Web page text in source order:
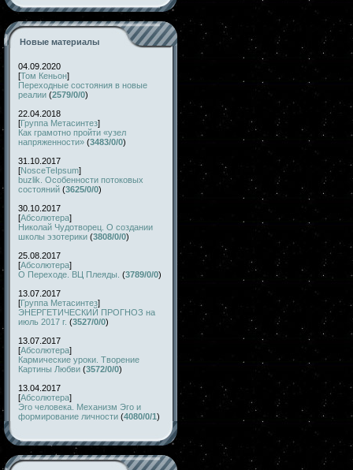
Новые материалы
04.09.2020
[Том Кеньон]
Переходные состояния в новые
реалии (2579/0/0)
22.04.2018
[Группа Метасинтез]
Как грамотно пройти «узел
напряженности» (3483/0/0)
31.10.2017
[NosceTeIpsum]
buzlik. Особенности потоковых
состояний (3625/0/0)
30.10.2017
[Абсолютера]
Николай Чудотворец. О создании
школы эзотерики (3808/0/0)
25.08.2017
[Абсолютера]
О Переходе. ВЦ Плеяды. (3789/0/0)
13.07.2017
[Группа Метасинтез]
ЭНЕРГЕТИЧЕСКИЙ ПРОГНОЗ на
июль 2017 г. (3527/0/0)
13.07.2017
[Абсолютера]
Кармические уроки. Творение
Картины Любви (3572/0/0)
13.04.2017
[Абсолютера]
Эго человека. Механизм Эго и
формирование личности (4080/0/1)